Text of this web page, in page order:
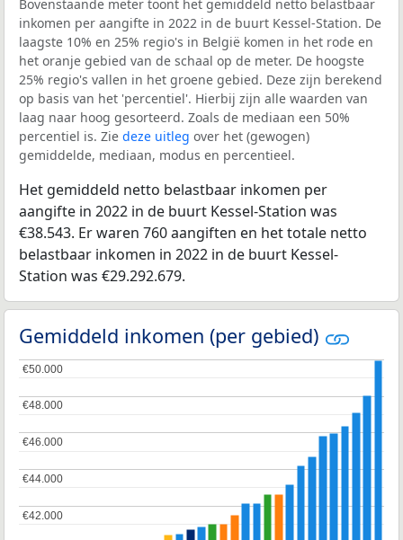
Bovenstaande meter toont het gemiddeld netto belastbaar
inkomen per aangifte in 2022 in de buurt Kessel-Station. De
laagste 10% en 25% regio's in België komen in het rode en
het oranje gebied van de schaal op de meter. De hoogste
25% regio's vallen in het groene gebied. Deze zijn berekend
op basis van het 'percentiel'. Hierbij zijn alle waarden van
laag naar hoog gesorteerd. Zoals de mediaan een 50%
percentiel is. Zie deze uitleg over het (gewogen)
gemiddelde, mediaan, modus en percentieel.
Het gemiddeld netto belastbaar inkomen per
aangifte in 2022 in de buurt Kessel-Station was
€38.543. Er waren 760 aangiften en het totale netto
belastbaar inkomen in 2022 in de buurt Kessel-
Station was €29.292.679.
Gemiddeld inkomen (per gebied)
€42.000
€42.000
€44.000
€44.000
€46.000
€46.000
€48.000
€48.000
€50.000
€50.000